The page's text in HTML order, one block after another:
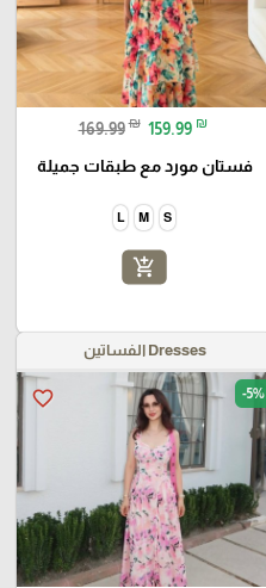
169.99 ₪ 159.99 ₪
فستان مورد مع طبقات جميلة
S
M
L
add_shopping_cart
Dresses الفساتين
favorite_border -5%